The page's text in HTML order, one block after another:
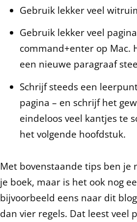
Gebruik lekker veel
Gebruik lekker veel
command+enter op Mac.
een nieuwe paragraaf
Schrijf steeds een
pagina – en schrijf het
eindeloos veel kantjes te
het volgende hoofdstuk.
Met bovenstaande tips ben je
je boek, maar is het ook nog
bijvoorbeeld eens naar dit
dan vier regels. Dat leest veel